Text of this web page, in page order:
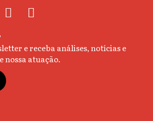
e receba análises, notícias e
nossa atuação.